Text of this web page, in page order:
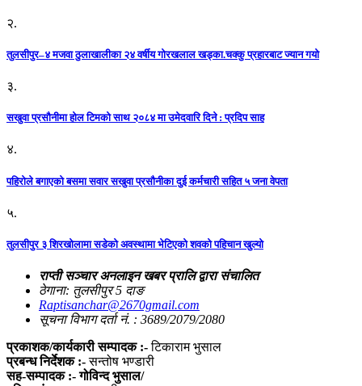
२.
तुलसीपुर–४ मजवा ठुलाखालीका २४ वर्षीय गोरखलाल खड्का.चक्कु प्रहारबाट ज्यान गयो
३.
सखुवा प्रसौनीमा होल टिमको साथ २०८४ मा उमेदवारि दिने : प्रदिप साह
४.
पहिराेले बगाएकाे बसमा सवार सखुवा प्रसाैनीका दुई कर्मचारी सहित ५ जना वेपता
५.
तुलसीपुर ३ शिरखोलामा सडेको अवस्थामा भेटिएको शवको पहिचान खुल्यो
राप्ती सञ्चार अनलाइन खबर प्रालि द्वारा संचालित
ठेगाना: तुलसीपुर 5 दाङ
Raptisanchar@2670gmail.com
सूचना विभाग दर्ता नं. : 3689/2079/2080
प्रकाशक/कार्यकारी सम्पादक :-टिकाराम भुसाल
प्रबन्ध निर्देशक :-सन्तोष भण्डारी
सह-सम्पादक :- गोविन्द भुसाल/